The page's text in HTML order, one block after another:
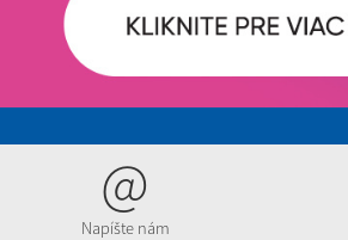
@
Napíšte nám